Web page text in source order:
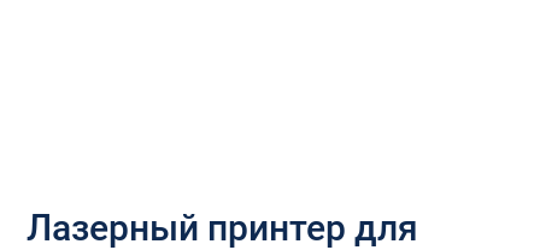
Лазерный принтер для